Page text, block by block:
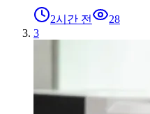
2시간 전
28
3